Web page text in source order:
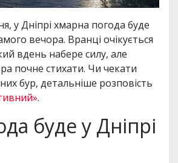
у Дніпрі хмарна погода буде
вечора. Вранці очікується
вдень набере силу, але
почне стихати. Чи чекати
бур, детальніше розповість
.
буде у Дніпрі